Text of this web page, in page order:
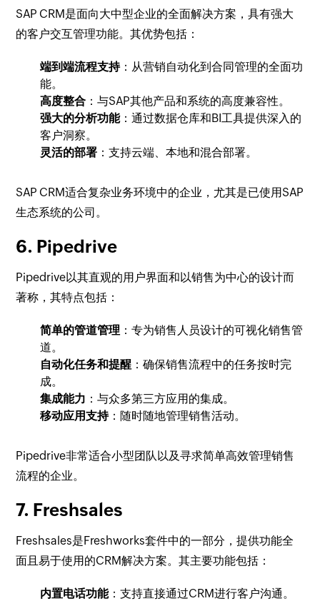
SAP CRM是面向大中型企业的全面解决方案，具有强大
的客户交互管理功能。其优势包括：
端到端流程支持：从营销自动化到合同管理的全面功
能。
高度整合 ：与SAP其他产品和系统的高度兼容性。
强大的分析功能：通过数据仓库和BI工具提供深入的
客户洞察。
灵活的部署 ：支持云端、本地和混合部署。
SAP CRM适合复杂业务环境中的企业，尤其是已使用SAP
生态系统的公司。
6. Pipedrive
Pipedrive以其直观的用户界面和以销售为中心的设计而
著称，其特点包括：
简单的管道管理 ：专为销售人员设计的可视化销售管
道。
自动化任务和提醒 ：确保销售流程中的任务按时完
成。
集成能力 ：与众多第三方应用的集成。
移动应用支持：随时随地管理销售活动。
Pipedrive非常适合小型团队以及寻求简单高效管理销售
流程的企业。
7. Freshsales
Freshsales是Freshworks套件中的一部分，提供功能全
面且易于使用的CRM解决方案。其主要功能包括：
内置电话功能：支持直接通过CRM进行客户沟通。